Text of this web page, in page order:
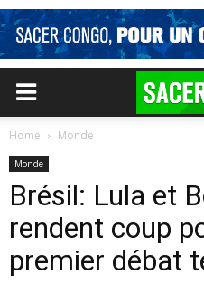
Home Monde
Monde
Brésil: Lula et
rendent coup
premier débat